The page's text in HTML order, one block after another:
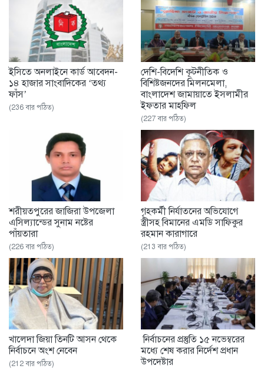
ইসিতে অনলাইনে কার্ড আবেদন-
১৪ হাজার সাংবাদিকের ‘তথ্য
ফাঁস’
(236 বার পঠিত)
দেশি-বিদেশি কূটনীতিক ও
বিশিষ্টজনদের মিলনমেলা,
বাংলাদেশ জামায়াতে ইসলামীর
ইফতার মাহফিল
(227 বার পঠিত)
শরীয়তপুরের জাজিরা উপজেলা
এসিল্যান্ডের সুনাম নষ্টের
পাঁয়তারা
(226 বার পঠিত)
গৃহকর্মী নির্যাতনের অভিযোগে
স্ত্রীসহ বিমানের এমডি সাফিকুর
রহমান কারাগারে
(213 বার পঠিত)
খালেদা জিয়া তিনটি আসন থেকে
নির্বাচনে অংশ নেবেন
(212 বার পঠিত)
নির্বাচনের প্রস্তুতি ১৫ নভেম্বরের
মধ্যে শেষ করার নির্দেশ প্রধান
উপদেষ্টার